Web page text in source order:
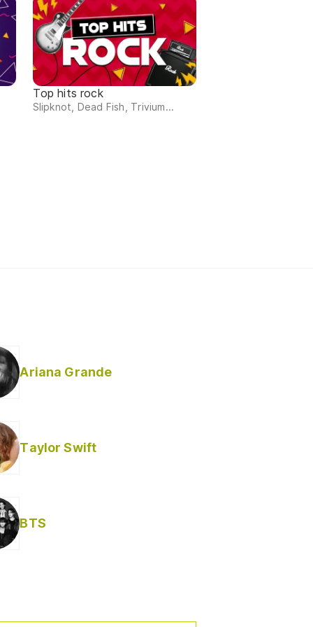
Top hits rock
Slipknot, Dead Fish, Trivium...
Ariana Grande
Taylor Swift
BTS